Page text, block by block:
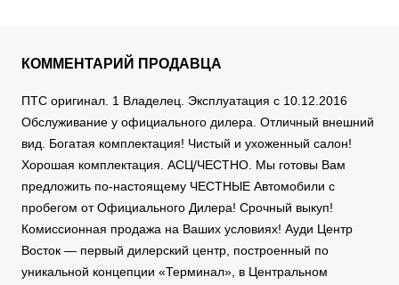
КОММЕНТАРИЙ ПРОДАВЦА
ПТС оригинал. 1 Владелец. Эксплуатация с 10.12.2016
Обслуживание у официального дилера. Отличный внешний
вид. Богатая комплектация! Чистый и ухоженный салон!
Хорошая комплектация. АСЦ/ЧЕСТНО. Мы готовы Вам
предложить по-настоящему ЧЕСТНЫЕ Автомобили с
пробегом от Официального Дилера! Срочный выкуп!
Комиссионная продажа на Ваших условиях! Ауди Центр
Восток — первый дилерский центр, построенный по
уникальной концепции «Терминал», в Центральном